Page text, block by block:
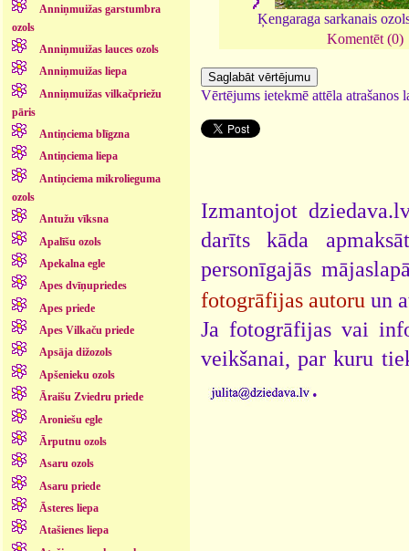
Anniņmuižas garstumbra
ozols
Anniņmuižas lauces ozols
Anniņmuižas liepa
Anniņmuižas vilkačpriežu
pāris
Antiņciema blīgzna
Antiņciema liepa
Antiņciema mikrolieguma
ozols
Antužu vīksna
Apalīšu ozols
Apekalna egle
Apes dvīņupriedes
Apes priede
Apes Vilkaču priede
Apsāja dižozols
Apšenieku ozols
Āraišu Zviedru priede
Aroniešu egle
Ārputnu ozols
Asaru ozols
Asaru priede
Āsteres liepa
Atašienes liepa
Ķengaraga sarkanais
Komentēt (0)
Vērtējums ietekmē attēla atrašanos
Izmantojot
darīts kāda
personīgajās
fotogrāfijas autoru un
Ja fotogrāfijas vai
veikšanai, par kuru
.